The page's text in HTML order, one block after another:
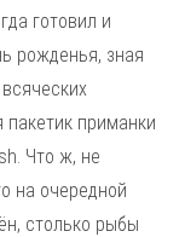
готовил и
рожденья, зная
пакетик приманки
Что ж, не
на очередной
столько рыбы